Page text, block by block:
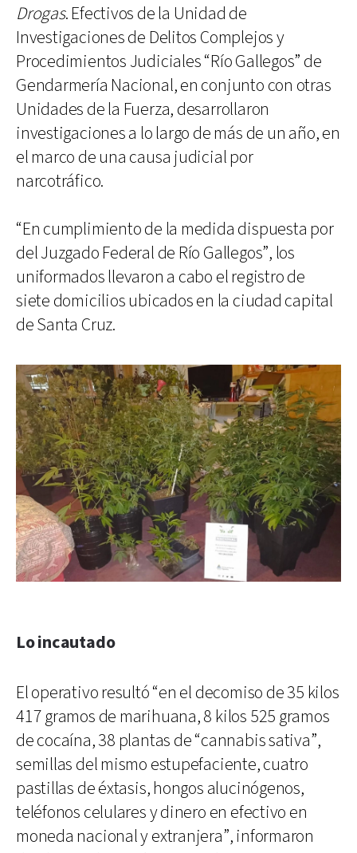
Drogas. Efectivos de la Unidad de
Investigaciones de Delitos Complejos y
Procedimientos Judiciales “Río Gallegos” de
Gendarmería Nacional, en conjunto con otras
Unidades de la Fuerza, desarrollaron
investigaciones a lo largo de más de un año, en
el marco de una causa judicial por
narcotráfico.
“En cumplimiento de la medida dispuesta por
del Juzgado Federal de Río Gallegos”, los
uniformados llevaron a cabo el registro de
siete domicilios ubicados en la ciudad capital
de Santa Cruz.
Lo incautado
El operativo resultó “en el decomiso de 35 kilos
417 gramos de marihuana, 8 kilos 525 gramos
de cocaína, 38 plantas de “cannabis sativa”,
semillas del mismo estupefaciente, cuatro
pastillas de éxtasis, hongos alucinógenos,
teléfonos celulares y dinero en efectivo en
moneda nacional y extranjera”, informaron